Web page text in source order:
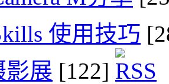
使用技巧
影展 [122]